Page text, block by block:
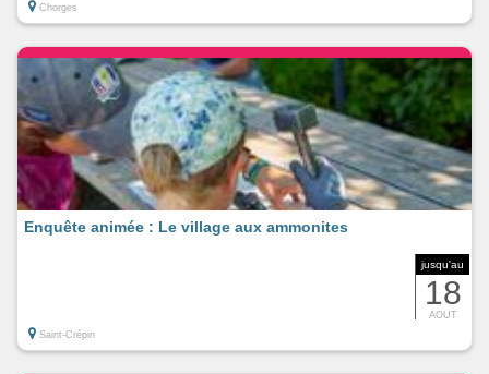
Chorges
jusqu'au
18
AOUT
Enquête animée : Le village aux ammonites
Saint-Crépin